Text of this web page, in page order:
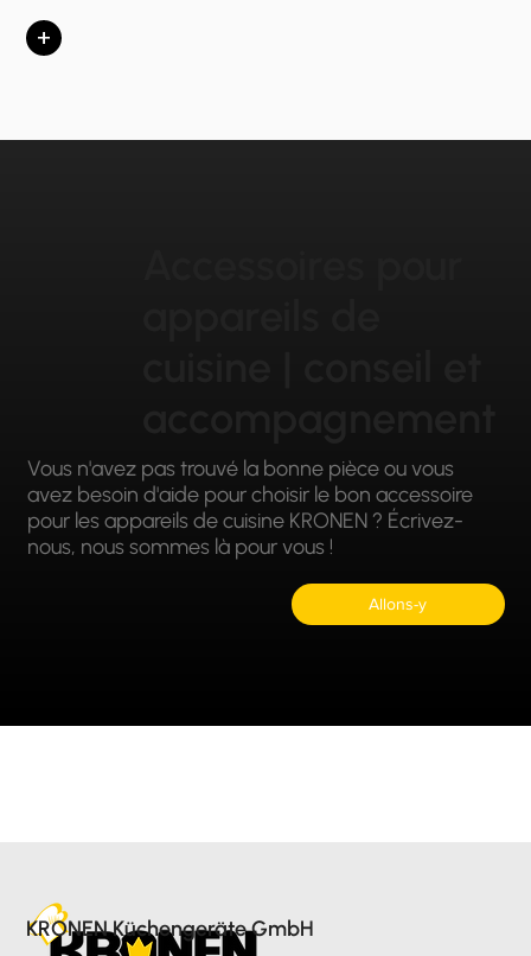
+
Vous n'avez pas trouvé la bonne pièce ou vous
avez besoin d'aide pour choisir le bon accessoire
pour les appareils de cuisine KRONEN ? Écrivez-
nous, nous sommes là pour vous !
Allons-y
KRONEN Küchengeräte GmbH